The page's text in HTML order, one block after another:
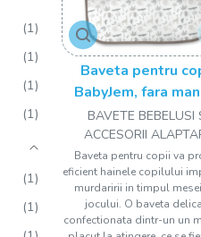
Baveta pentru
BabyJem, fara
32x37 cm
BAVETE BEBELUSI
ACCESORII
Baveta pentru copii va
eficient hainele copilului
murdaririi in timpul
jocului. O baveta
confectionata dintr-un un